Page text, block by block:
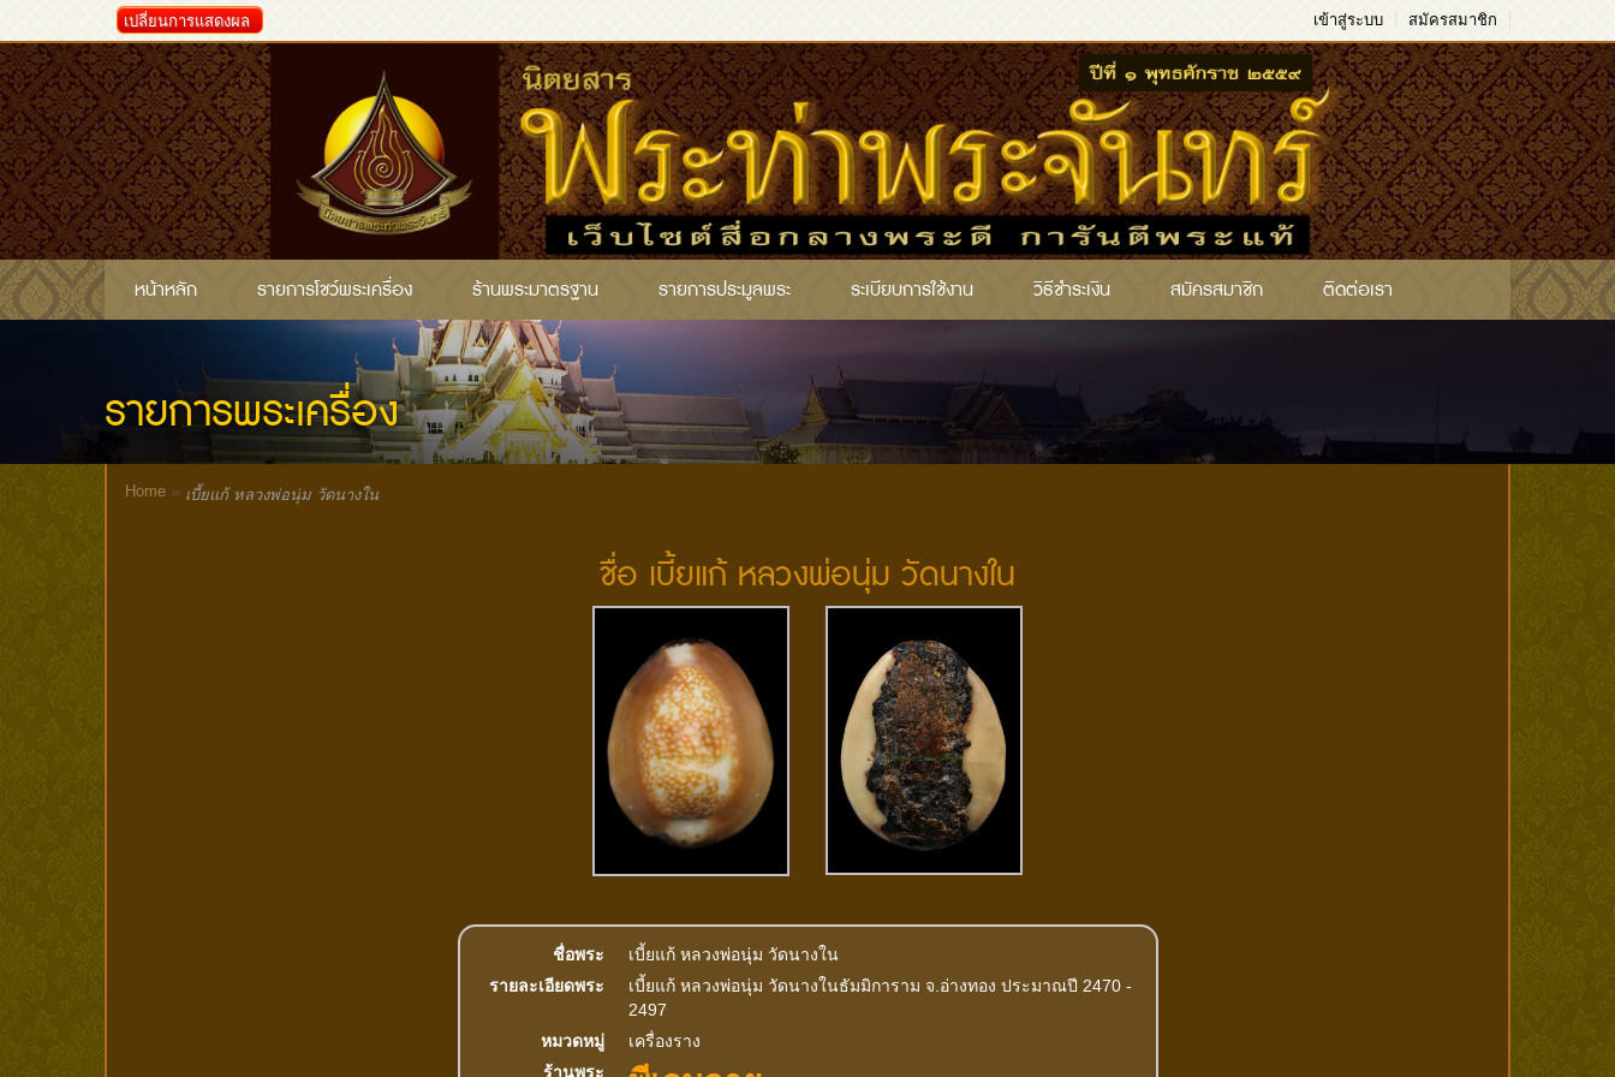
เปลี่ยนการแสดงผล เข้าสู่ระบบ สมัครสมาชิก
หน้าหลัก รายการโชว์พระเครื่อง ร้านพระมาตรฐาน รายการประมูลพระ ระเบียบการใช้งาน วิธีชำระเงิน สมัครสมาชิก ติดต่อเรา
รายการพระเครื่อง
Home » เบี้ยแก้ หลวงพ่อนุ่ม วัดนางใน
ชื่อ เบี้ยแก้ หลวงพ่อนุ่ม วัดนางใน
ชื่อพระ
เบี้ยแก้ หลวงพ่อนุ่ม วัดนางใน
รายละเอียดพระ
เบี้ยแก้ หลวงพ่อนุ่ม วัดนางในธัมมิการาม จ.อ่างทอง ประมาณปี 2470 -
2497
หมวดหมู่
เครื่องราง
ร้านพระ